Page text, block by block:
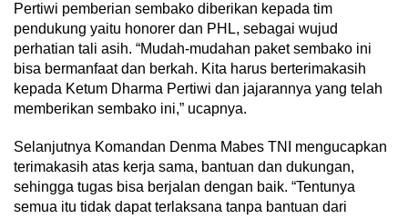
Pertiwi pemberian sembako diberikan kepada tim
pendukung yaitu honorer dan PHL, sebagai wujud
perhatian tali asih. “Mudah-mudahan paket sembako ini
bisa bermanfaat dan berkah. Kita harus berterimakasih
kepada Ketum Dharma Pertiwi dan jajarannya yang telah
memberikan sembako ini,” ucapnya.
Selanjutnya Komandan Denma Mabes TNI mengucapkan
terimakasih atas kerja sama, bantuan dan dukungan,
sehingga tugas bisa berjalan dengan baik. “Tentunya
semua itu tidak dapat terlaksana tanpa bantuan dari